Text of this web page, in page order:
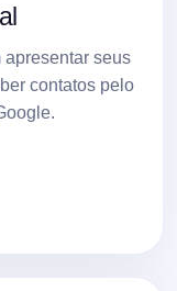
apresentar seus
contatos pelo